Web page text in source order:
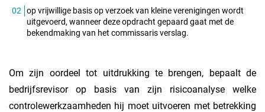
op vrijwillige basis op verzoek van kleine verenigingen wordt
uitgevoerd, wanneer deze opdracht gepaard gaat met de
bekendmaking van het commissaris verslag.
Om zijn oordeel tot uitdrukking te brengen, bepaalt de
bedrijfsrevisor op basis van zijn risicoanalyse welke
controlewerkzaamheden hij moet uitvoeren met betrekking